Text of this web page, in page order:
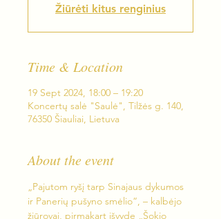
Žiūrėti kitus renginius
Time & Location
19 Sept 2024, 18:00 – 19:20
Koncertų salė "Saulė", Tilžės g. 140,
76350 Šiauliai, Lietuva
About the event
„Pajutom ryšį tarp Sinajaus dykumos
ir Panerių pušyno smėlio“, – kalbėjo
žiūrovai, pirmąkart išvydę „Šokio